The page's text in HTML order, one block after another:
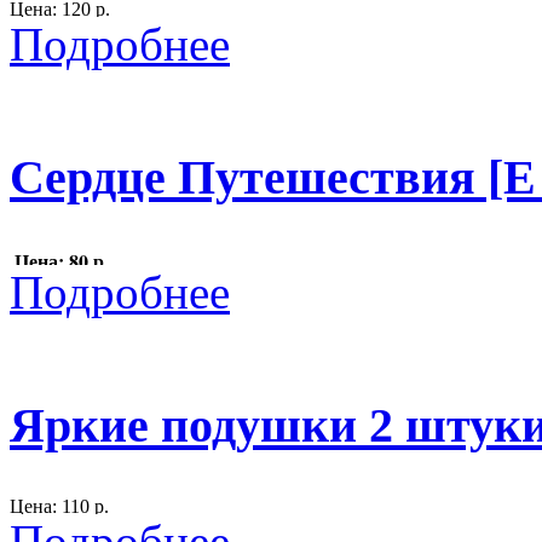
Цена: 120 р.
Размер: D 35 см.
Подробнее
Сердце Путешествия
Цена: 80 р.
Размер: высота 56 см, ширина 51 см.
Подробнее
Яркие подушки 2
Цена: 110 р.